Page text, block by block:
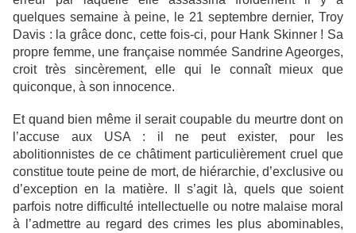
quelques semaine à peine, le 21 septembre dernier, Troy
Davis : la grâce donc, cette fois-ci, pour Hank Skinner ! Sa
propre femme, une française nommée Sandrine Ageorges,
croit très sincèrement, elle qui le connaît mieux que
quiconque, à son innocence.
Et quand bien même il serait coupable du meurtre dont on
l’accuse aux USA : il ne peut exister, pour les
abolitionnistes de ce châtiment particulièrement cruel que
constitue toute peine de mort, de hiérarchie, d’exclusive ou
d’exception en la matière. Il s’agit là, quels que soient
parfois notre difficulté intellectuelle ou notre malaise moral
à l’admettre au regard des crimes les plus abominables,